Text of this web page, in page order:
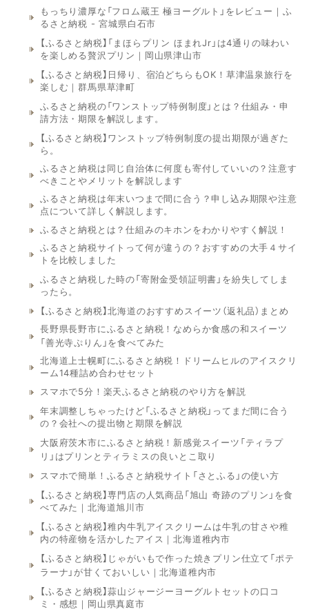
もっちり濃厚な「フロム蔵王 極ヨーグルト」をレビュー｜ふ
るさと納税 - 宮城県白石市
【ふるさと納税】「まほらプリン ほまれJr」は4通りの味わい
を楽しめる贅沢プリン｜岡山県津山市
【ふるさと納税】日帰り、宿泊どちらもOK！草津温泉旅行を
楽しむ｜群馬県草津町
ふるさと納税の「ワンストップ特例制度」とは？仕組み・申
請方法・期限を解説します。
【ふるさと納税】ワンストップ特例制度の提出期限が過ぎた
ら。
ふるさと納税は同じ自治体に何度も寄付していいの？注意す
べきことやメリットを解説します
ふるさと納税は年末いつまで間に合う？申し込み期限や注意
点について詳しく解説します。
ふるさと納税とは？仕組みのキホンをわかりやすく解説！
ふるさと納税サイトって何が違うの？おすすめの大手４サイ
トを比較しました
ふるさと納税した時の「寄附金受領証明書」を紛失してしま
ったら。
【ふるさと納税】北海道のおすすめスイーツ（返礼品）まとめ
長野県長野市にふるさと納税！なめらか食感の和スイーツ
「善光寺ぷりん」を食べてみた
北海道上士幌町にふるさと納税！ドリームヒルのアイスクリ
ーム14種詰め合わせセット
スマホで5分！楽天ふるさと納税のやり方を解説
年末調整しちゃったけど「ふるさと納税」ってまだ間に合う
の？会社への提出物と期限を解説
大阪府茨木市にふるさと納税！新感覚スイーツ「ティラプ
リ」はプリンとティラミスの良いとこ取り
スマホで簡単！ふるさと納税サイト「さとふる」の使い方
【ふるさと納税】専門店の人気商品「旭山 奇跡のプリン」を食
べてみた｜北海道旭川市
【ふるさと納税】稚内牛乳アイスクリームは牛乳の甘さや稚
内の特産物を活かしたアイス｜北海道稚内市
【ふるさと納税】じゃがいもで作った焼きプリン仕立て「ポテ
ラーナ」が甘くておいしい｜北海道稚内市
【ふるさと納税】蒜山ジャージーヨーグルトセットの口コ
ミ・感想｜岡山県真庭市